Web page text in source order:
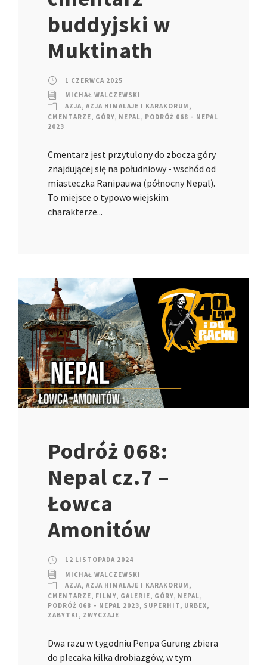
buddyjski w
Muktinath
1 CZERWCA 2025
MICHAŁ WALCZEWSKI
AZJA, AZJA HIMALAJE I KARAKORUM ,
CMENTARZE, GÓRY, NEPAL, PODRÓŻ 068 – NEPAL
2023
Cmentarz jest przytulony do zbocza góry
znajdującej się na południowy - wschód od
miasteczka Ranipauwa (północny Nepal).
To miejsce o typowo wiejskim
charakterze...
Podróż 068:
Nepal cz.7 –
Łowca
Amonitów
12 LISTOPADA 2024
MICHAŁ WALCZEWSKI
AZJA, AZJA HIMALAJE I KARAKORUM ,
CMENTARZE, FILMY, GALERIE, GÓRY, NEPAL,
PODRÓŻ 068 – NEPAL 2023, SUPERHIT, URBEX,
ZABYTKI , ZWYCZAJE
Dwa razu w tygodniu Penpa Gurung zbiera
do plecaka kilka drobiazgów, w tym